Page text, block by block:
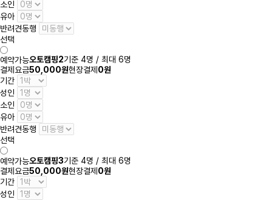
소인
유아
반려견동행
선택
예약가능오토캠핑2기준 4명 / 최대 6명
결제요금50,000원현장결제 0원
기간
성인
소인
유아
반려견동행
선택
예약가능오토캠핑3기준 4명 / 최대 6명
결제요금50,000원현장결제 0원
기간
성인